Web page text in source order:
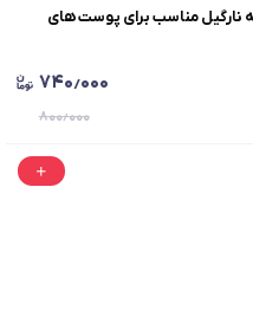
نارگیل مناسب برای پوست های
۷۴۰٫۰۰۰
۸۰۰٫۰۰۰